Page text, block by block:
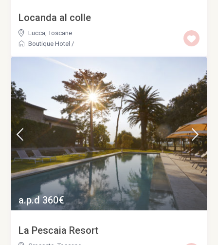
Locanda al colle
Lucca ,Toscane
Boutique Hotel /
a.p.d 360€
La Pescaia Resort